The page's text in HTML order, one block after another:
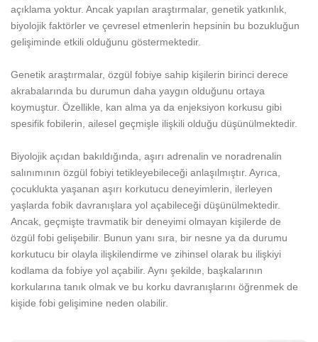
açıklama yoktur. Ancak yapılan araştırmalar, genetik yatkınlık,
biyolojik faktörler ve çevresel etmenlerin hepsinin bu bozukluğun
gelişiminde etkili olduğunu göstermektedir.
Genetik araştırmalar, özgül fobiye sahip kişilerin birinci derece
akrabalarında bu durumun daha yaygın olduğunu ortaya
koymuştur. Özellikle, kan alma ya da enjeksiyon korkusu gibi
spesifik fobilerin, ailesel geçmişle ilişkili olduğu düşünülmektedir.
Biyolojik açıdan bakıldığında, aşırı adrenalin ve noradrenalin
salınımının özgül fobiyi tetikleyebileceği anlaşılmıştır. Ayrıca,
çocuklukta yaşanan aşırı korkutucu deneyimlerin, ilerleyen
yaşlarda fobik davranışlara yol açabileceği düşünülmektedir.
Ancak, geçmişte travmatik bir deneyimi olmayan kişilerde de
özgül fobi gelişebilir. Bunun yanı sıra, bir nesne ya da durumu
korkutucu bir olayla ilişkilendirme ve zihinsel olarak bu ilişkiyi
kodlama da fobiye yol açabilir. Aynı şekilde, başkalarının
korkularına tanık olmak ve bu korku davranışlarını öğrenmek de
kişide fobi gelişimine neden olabilir.